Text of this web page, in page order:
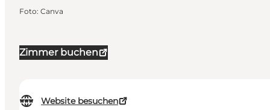
Zimmer buchen
Website besuchen
Foto: Canva